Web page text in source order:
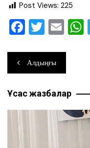
Post Views: 225
F
c
e
b
o
o
k
T
tt
er
E
ai
l
Навигация
по
записям
Алдыңғы
Ұқсас жазбалар